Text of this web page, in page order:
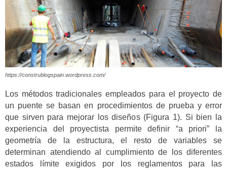
https://construblogspain.wordpress.com/
Los métodos tradicionales empleados para el proyecto de
un puente se basan en procedimientos de prueba y error
que sirven para mejorar los diseños (Figura 1). Si bien la
experiencia del proyectista permite definir “a priori” la
geometría de la estructura, el resto de variables se
determinan atendiendo al cumplimiento de los diferentes
estados límite exigidos por los reglamentos para las